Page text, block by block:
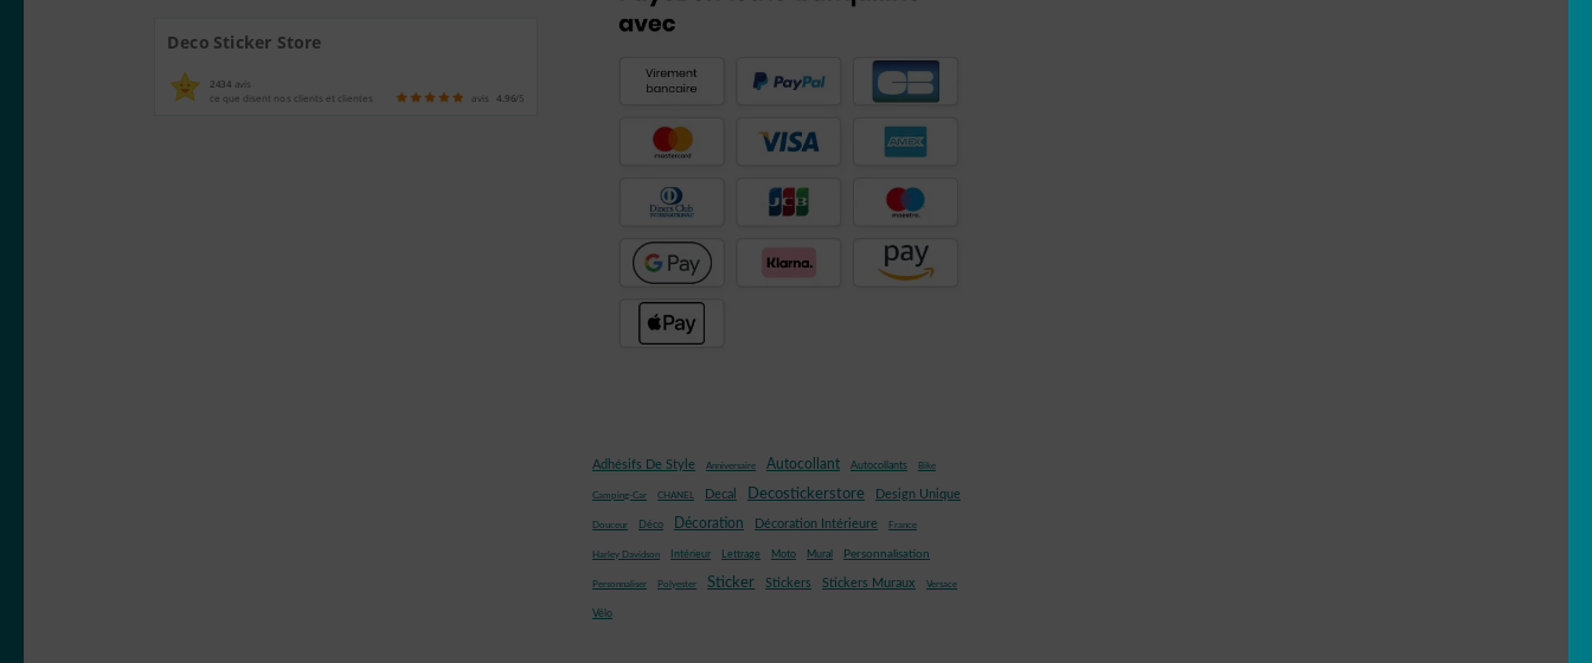
Deco Sticker Store
2434 avis
ce que disent nos clients et clientes
avis 4.96/5
Adhésifs De Style Anniversaire Autocollant Autocollants Bike
Camping-Car CHANEL Decal Decostickerstore Design Unique
Douceur Déco Décoration Décoration Intérieure France
Harley Davidson Intérieur Lettrage Moto Mural Personnalisation
Personnaliser Polyester Sticker Stickers Stickers Muraux Versace
Vélo